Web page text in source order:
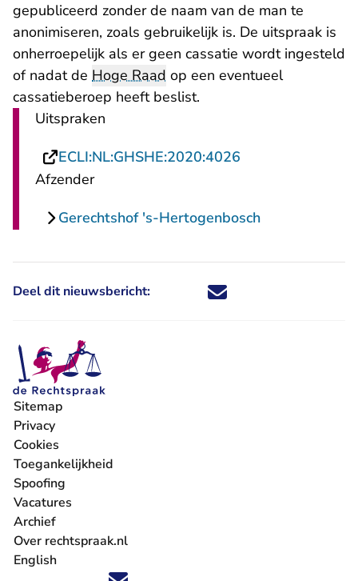
gepubliceerd zonder de naam van de man te
anonimiseren, zoals gebruikelijk is. De uitspraak is
onherroepelijk als er geen cassatie wordt ingesteld
of nadat de Hoge Raad op een eventueel
cassatieberoep heeft beslist.
Uitspraken
ECLI:NL:GHSHE:2020:4026
Afzender
Gerechtshof 's-Hertogenbosch
Deel dit nieuwsbericht: Deel dit nieuwsbericht via X -
Deel dit nieuwsbericht via
Deel dit nieuwsbericht
Deel dit
Sitemap
Privacy
Cookies
Toegankelijkheid
Spoofing
Vacatures
- U verlaat Rechtspraak.nl
Archief
Over rechtspraak.nl
English